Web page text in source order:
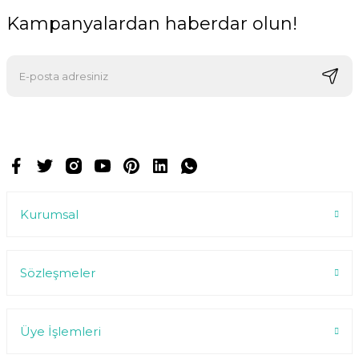
Kampanyalardan haberdar olun!
Kurumsal
Sözleşmeler
Üye İşlemleri